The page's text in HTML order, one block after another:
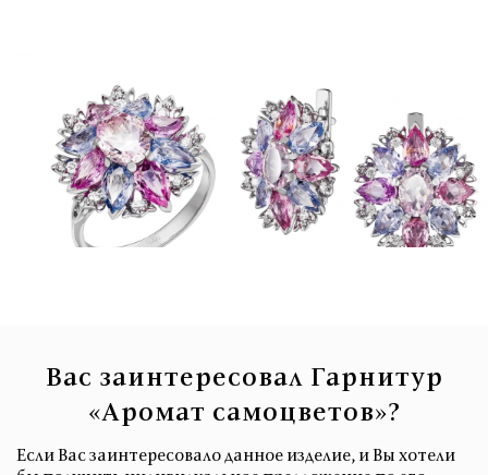
Вас заинтересовал Гарнитур
«Аромат самоцветов»?
Если Вас заинтересовало данное изделие, и Вы хотели